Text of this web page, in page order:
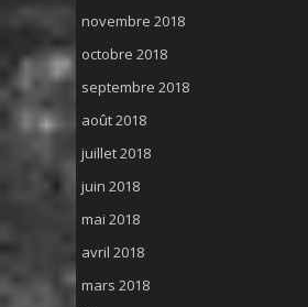
novembre 2018
octobre 2018
septembre 2018
août 2018
juillet 2018
juin 2018
mai 2018
avril 2018
mars 2018